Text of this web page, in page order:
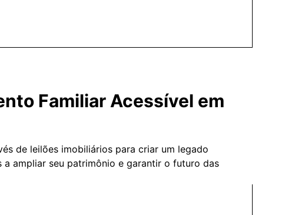
Familiar Acessível em
de leilões imobiliários para criar um legado
ampliar seu patrimônio e garantir o futuro das